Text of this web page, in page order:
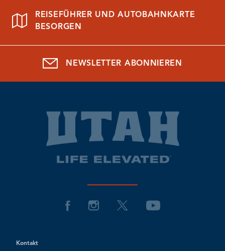
REISEFÜHRER UND AUTOBAHNKARTE
BESORGEN
NEWSLETTER ABONNIEREN
Kontakt